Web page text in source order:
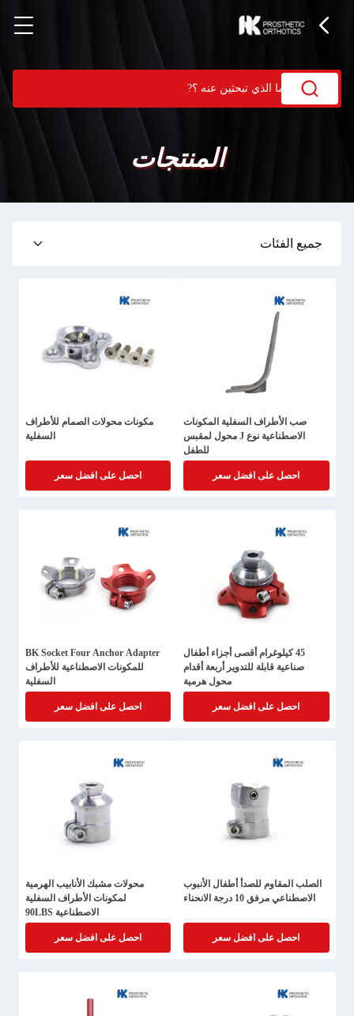
المنتجات
جميع الفئات
صب الأطراف السفلية المكونات
الاصطناعية نوع J محول لمقبس
للطفل
احصل على افضل سعر
مكونات محولات الصمام للأطراف
السفلية
احصل على افضل سعر
45 كيلوغرام أقصى أجزاء أطفال
صناعية قابلة للتدوير أربعة أقدام
محول هرمية
احصل على افضل سعر
BK Socket Four Anchor Adapter
للمكونات الاصطناعية للأطراف
السفلية
احصل على افضل سعر
الصلب المقاوم للصدأ أطفال الأنبوب
الاصطناعي مرفق 10 درجة الانحناء
احصل على افضل سعر
محولات مشبك الأنابيب الهرمية
لمكونات الأطراف السفلية
الاصطناعية 90LBS
احصل على افضل سعر